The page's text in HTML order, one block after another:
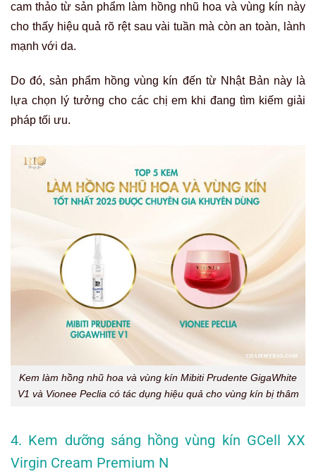
cam thảo từ sản phẩm làm hồng nhũ hoa và vùng kín này
cho thấy hiệu quả rõ rệt sau vài tuần mà còn an toàn, lành
mạnh với da.
Do đó, sản phẩm hồng vùng kín đến từ Nhật Bản này là
lựa chọn lý tưởng cho các chị em khi đang tìm kiếm giải
pháp tối ưu.
Kem làm hồng nhũ hoa và vùng kín Mibiti Prudente GigaWhite
V1 và Vionee Peclia có tác dụng hiệu quả cho vùng kín bị thâm
4. Kem dưỡng sáng hồng vùng kín GCell XX
Virgin Cream Premium N